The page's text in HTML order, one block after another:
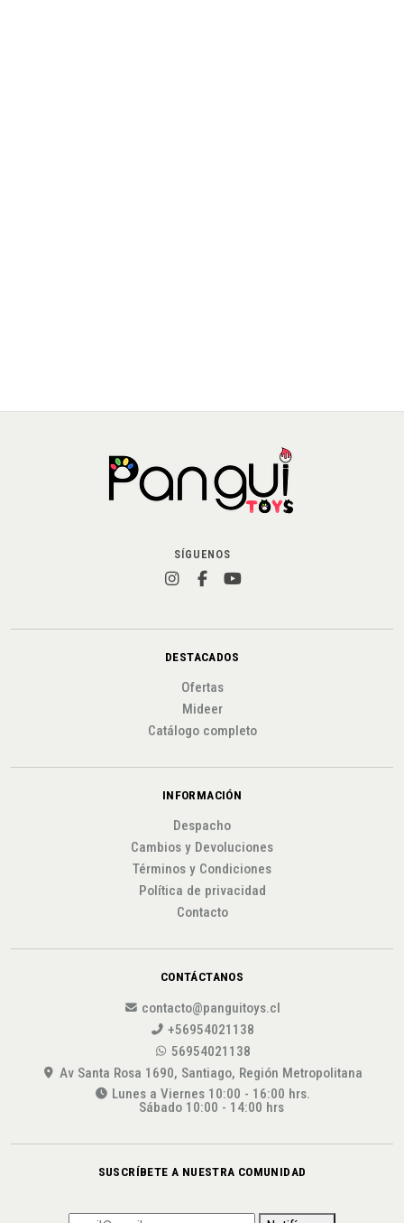
SÍGUENOS
DESTACADOS
Ofertas
Mideer
Catálogo completo
INFORMACIÓN
Despacho
Cambios y Devoluciones
Términos y Condiciones
Política de privacidad
Contacto
CONTÁCTANOS
contacto@panguitoys.cl
+56954021138
56954021138
Av Santa Rosa 1690, Santiago, Región Metropolitana
Lunes a Viernes 10:00 - 16:00 hrs.
Sábado 10:00 - 14:00 hrs
SUSCRÍBETE A NUESTRA COMUNIDAD